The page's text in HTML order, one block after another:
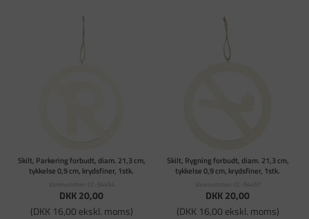
Skilt, Parkering forbudt, diam. 21,3 cm,
tykkelse 0,9 cm, krydsfiner, 1stk.
Varenummer: CC-54454
DKK 20,00
(DKK 16,00 ekskl. moms)
Skilt, Rygning forbudt, diam. 21,3 cm,
tykkelse 0,9 cm, krydsfiner, 1stk.
Varenummer: CC-54457
DKK 20,00
(DKK 16,00 ekskl. moms)